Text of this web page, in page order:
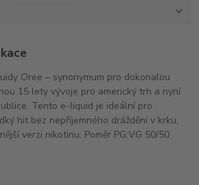
Oree – synonymum pro dokonalou
15 lety vývoje pro americký trh a nyní
Tento e-liquid je ideální pro
hit bez nepříjemného dráždění v krku,
verzi nikotinu. Poměr PG:VG 50/50